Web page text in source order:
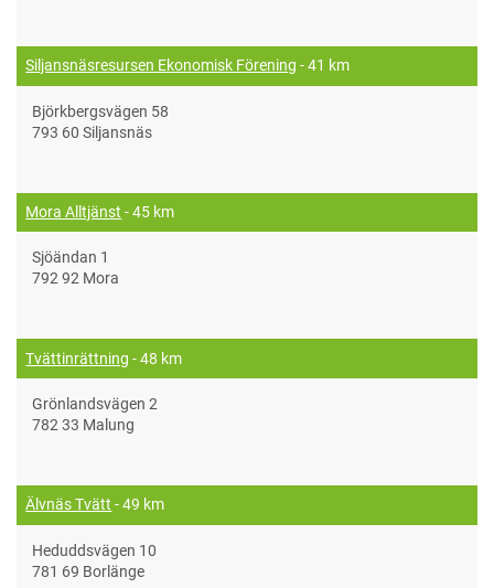
Siljansnäsresursen Ekonomisk Förening - 41 km
Björkbergsvägen 58
793 60 Siljansnäs
Mora Alltjänst - 45 km
Sjöändan 1
792 92 Mora
Tvättinrättning - 48 km
Grönlandsvägen 2
782 33 Malung
Älvnäs Tvätt - 49 km
Heduddsvägen 10
781 69 Borlänge